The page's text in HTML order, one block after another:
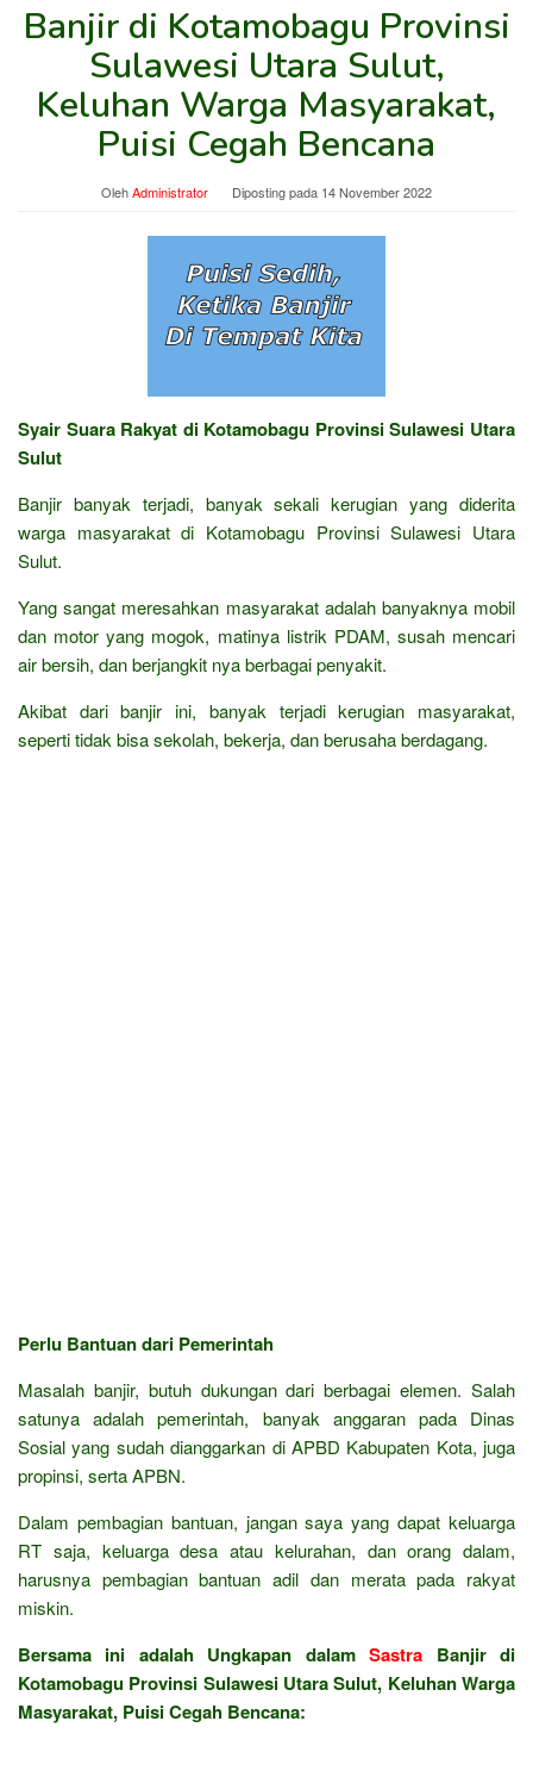
Banjir di Kotamobagu Provinsi
Sulawesi Utara Sulut,
Keluhan Warga Masyarakat,
Puisi Cegah Bencana
OlehAdministrator Diposting pada 14 November 2022
Syair Suara Rakyat di Kotamobagu Provinsi Sulawesi Utara
Sulut
Banjir banyak terjadi, banyak sekali kerugian yang diderita
warga masyarakat di Kotamobagu Provinsi Sulawesi Utara
Sulut.
Yang sangat meresahkan masyarakat adalah banyaknya mobil
dan motor yang mogok, matinya listrik PDAM, susah mencari
air bersih, dan berjangkit nya berbagai penyakit.
Akibat dari banjir ini, banyak terjadi kerugian masyarakat,
seperti tidak bisa sekolah, bekerja, dan berusaha berdagang.
Perlu Bantuan dari Pemerintah
Masalah banjir, butuh dukungan dari berbagai elemen. Salah
satunya adalah pemerintah, banyak anggaran pada Dinas
Sosial yang sudah dianggarkan di APBD Kabupaten Kota, juga
propinsi, serta APBN.
Dalam pembagian bantuan, jangan saya yang dapat keluarga
RT saja, keluarga desa atau kelurahan, dan orang dalam,
harusnya pembagian bantuan adil dan merata pada rakyat
miskin.
Bersama ini adalah Ungkapan dalamSastra Banjir di
Kotamobagu Provinsi Sulawesi Utara Sulut, Keluhan Warga
Masyarakat, Puisi Cegah Bencana: